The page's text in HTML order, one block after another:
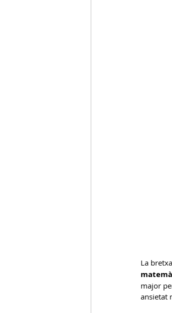
La
major
ansietat